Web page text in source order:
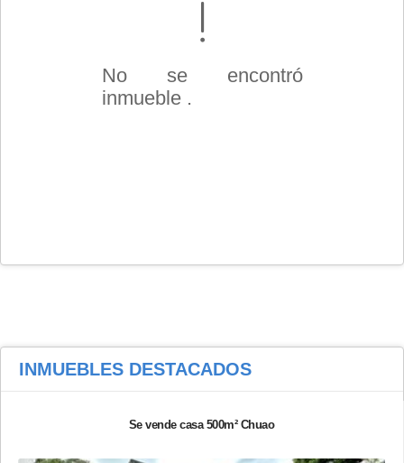
No se encontró
inmueble .
INMUEBLES DESTACADOS
Se vende casa 500m² Chuao